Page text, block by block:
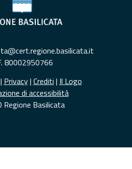
80002950766
| Privacy| Crediti | Il Logo
di accessibilità
Basilicata